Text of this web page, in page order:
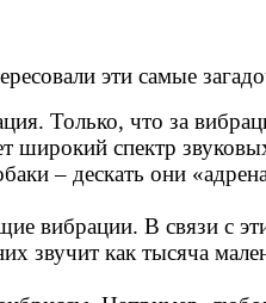
эти самые
Только, что за
широкий спектр
– дескать они
вибрации. В связи с
звучит как тысяча